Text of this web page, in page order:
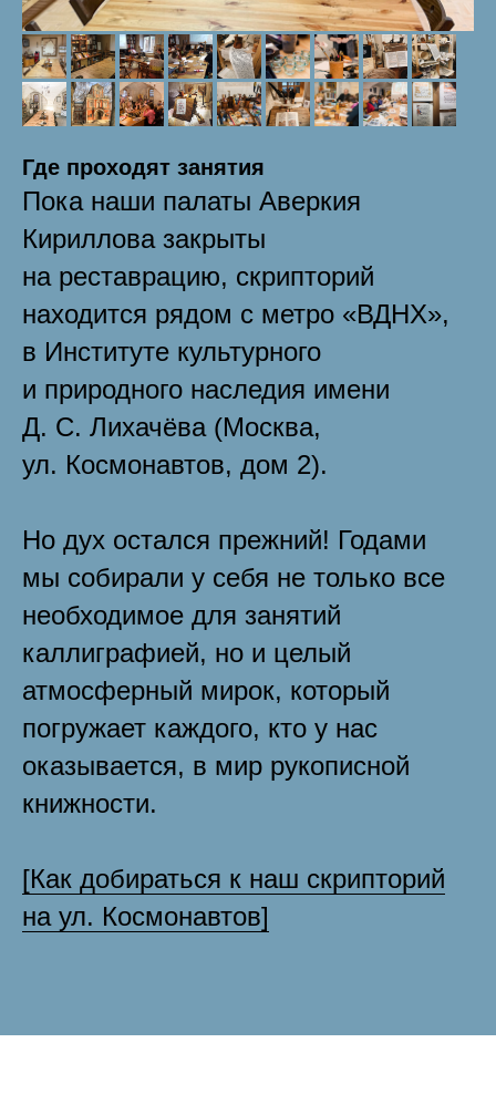
Где проходят занятия
Пока наши палаты Аверкия
Кириллова закрыты
на реставрацию, скрипторий
находится рядом с метро «ВДНХ»,
в Институте культурного
и природного наследия имени
Д. С. Лихачёва (Москва,
ул. Космонавтов, дом 2).
Но дух остался прежний! Годами
мы собирали у себя не только все
необходимое для занятий
каллиграфией, но и целый
атмосферный мирок, который
погружает каждого, кто у нас
оказывается, в мир рукописной
книжности.
[Как добираться к наш скрипторий
на ул. Космонавтов]